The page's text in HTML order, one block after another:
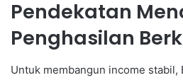
Pendekatan
Penghasilan
Untuk membangun income